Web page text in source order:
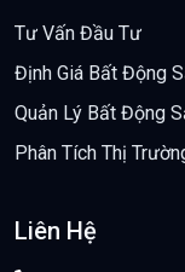
Tư Vấn Đầu Tư
Định Giá Bất Động
Quản Lý Bất Động
Phân Tích Thị
Liên Hệ